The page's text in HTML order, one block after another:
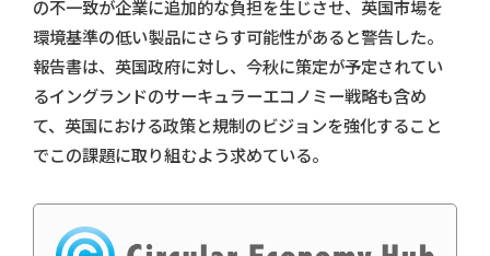
の不一致が企業に追加的な負担を生じさせ、英国市場を
環境基準の低い製品にさらす可能性があると警告した。
報告書は、英国政府に対し、今秋に策定が予定されてい
るイングランドのサーキュラーエコノミー戦略も含め
て、英国における政策と規制のビジョンを強化すること
でこの課題に取り組むよう求めている。